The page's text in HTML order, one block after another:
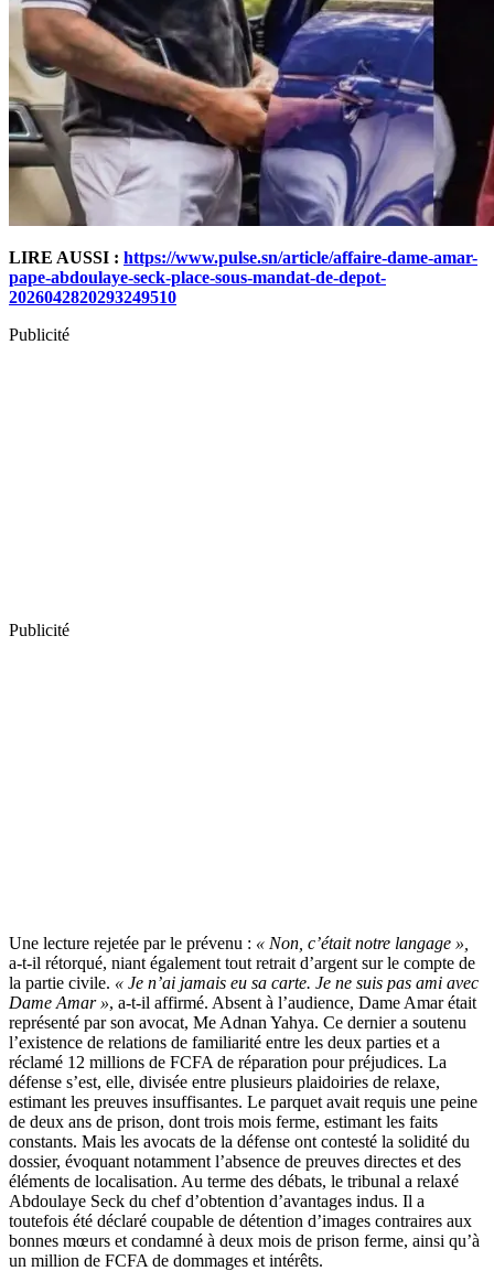
LIRE AUSSI : https://www.pulse.sn/article/affaire-dame-amar-
pape-abdoulaye-seck-place-sous-mandat-de-depot-
2026042820293249510
Publicité
Publicité
Une lecture rejetée par le prévenu : « Non, c’était notre langage »,
a-t-il rétorqué, niant également tout retrait d’argent sur le compte de
la partie civile. « Je n’ai jamais eu sa carte. Je ne suis pas ami avec
Dame Amar », a-t-il affirmé. Absent à l’audience, Dame Amar était
représenté par son avocat, Me Adnan Yahya. Ce dernier a soutenu
l’existence de relations de familiarité entre les deux parties et a
réclamé 12 millions de FCFA de réparation pour préjudices. La
défense s’est, elle, divisée entre plusieurs plaidoiries de relaxe,
estimant les preuves insuffisantes. Le parquet avait requis une peine
de deux ans de prison, dont trois mois ferme, estimant les faits
constants. Mais les avocats de la défense ont contesté la solidité du
dossier, évoquant notamment l’absence de preuves directes et des
éléments de localisation. Au terme des débats, le tribunal a relaxé
Abdoulaye Seck du chef d’obtention d’avantages indus. Il a
toutefois été déclaré coupable de détention d’images contraires aux
bonnes mœurs et condamné à deux mois de prison ferme, ainsi qu’à
un million de FCFA de dommages et intérêts.